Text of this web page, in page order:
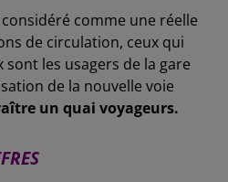
comme une réelle
de circulation, ceux qui
les usagers de la gare
de la nouvelle voie
un quai voyageurs.